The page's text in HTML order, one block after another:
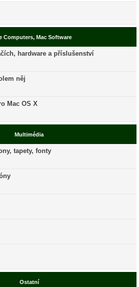
Computers, Mac Software
hardware a příslušenství
něj
Mac OS X
Multimédia
tapety, fonty
Ostatní